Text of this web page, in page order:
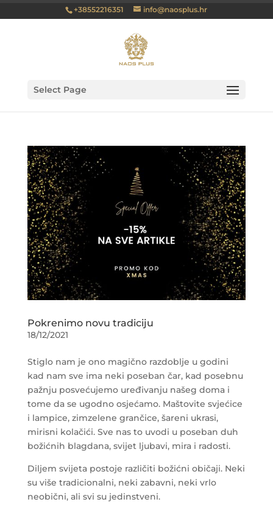
+38552216351 info@naosplus.hr
Select Page
Pokrenimo novu tradiciju
18/12/2021
Stiglo nam je ono magično razdoblje u godini
kad nam sve ima neki poseban čar, kad posebnu
pažnju posvećujemo uređivanju našeg doma i
tome da se ugodno osjećamo. Maštovite svjećice
i lampice, zimzelene grančice, šareni ukrasi,
mirisni kolačići. Sve nas to uvodi u poseban duh
božićnih blagdana, svijet ljubavi, mira i radosti.
Diljem svijeta postoje različiti božićni običaji. Neki
su više tradicionalni, neki zabavni, neki vrlo
neobični, ali svi su jedinstveni.